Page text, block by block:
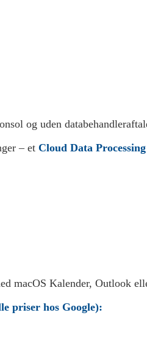
og uden
– et Cloud Data
macOS Kalender, Outlook
priser hos Google):